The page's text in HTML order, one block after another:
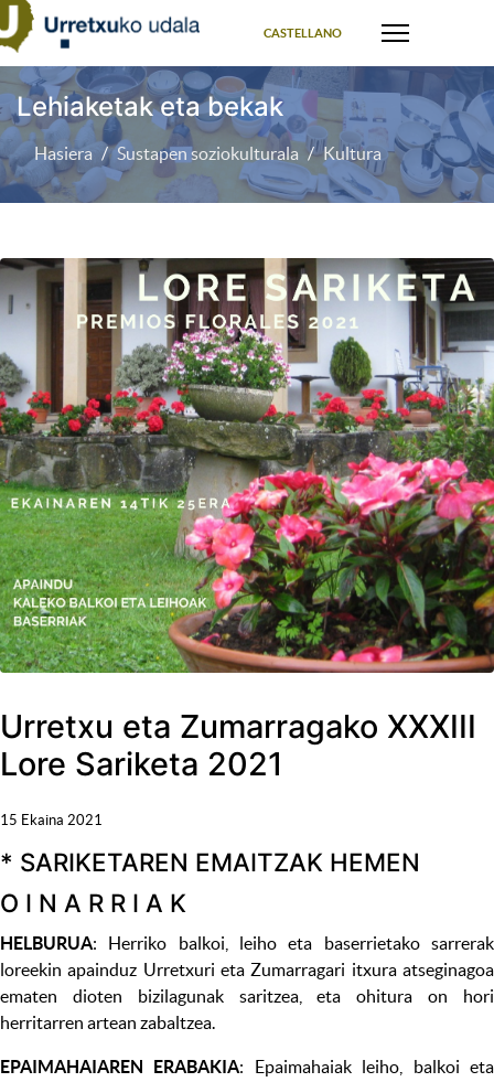
CASTELLANO
Lehiaketak eta bekak
Hasiera Sustapen soziokulturala Kultura
Urretxu eta Zumarragako XXXIII
Lore Sariketa 2021
15 Ekaina 2021
* SARIKETAREN EMAITZAK HEMEN
O I N A R R I A K
HELBURUA: Herriko balkoi, leiho eta baserrietako sarrerak
loreekin apainduz Urretxuri eta Zumarragari itxura atseginagoa
ematen dioten bizilagunak saritzea, eta ohitura on hori
herritarren artean zabaltzea.
EPAIMAHAIAREN ERABAKIA: Epaimahaiak leiho, balkoi eta